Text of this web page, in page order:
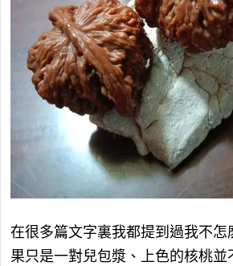
在很多篇文字裏我都提到過我不怎
果只是一對兒包漿、上色的核桃並